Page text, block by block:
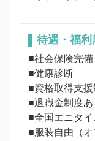
待遇・福利
■社会保険完備
■健康診断
■資格取得支
■退職金制度あ
■全国エニタ
■服装自由（オ